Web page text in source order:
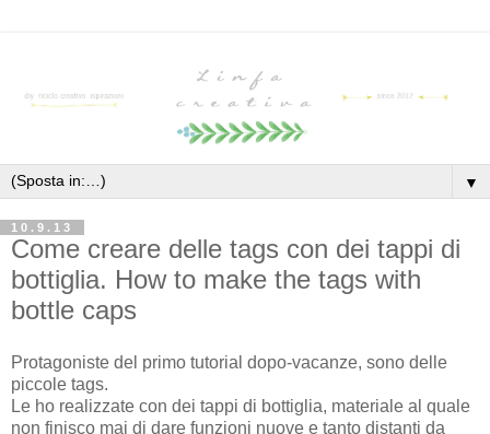
▼
10.9.13
Come creare delle tags con dei tappi di
bottiglia. How to make the tags with
bottle caps
Protagoniste del primo tutorial dopo-vacanze, sono delle
piccole tags.
Le ho realizzate con dei tappi di bottiglia, materiale al quale
non finisco mai di dare funzioni nuove e tanto distanti da